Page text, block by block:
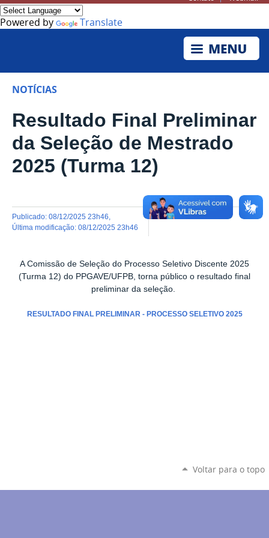
Powered by Translate
NOTÍCIAS
Resultado Final Preliminar
da Seleção de Mestrado
2025 (Turma 12)
publicado: 08/12/2025 23h46
última modificação: 08/12/2025 23h46
A Comissão de Seleção do Processo Seletivo Discente 2025
(Turma 12) do PPGAVE/UFPB, torna público o resultado final
preliminar da seleção.
RESULTADO FINAL PRELIMINAR - PROCESSO SELETIVO 2025
Voltar para o topo